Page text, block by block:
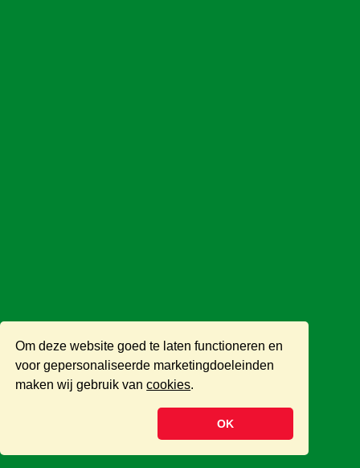
Om deze website goed te laten functioneren en
voor gepersonaliseerde marketingdoeleinden
maken wij gebruik vancookies.
OK